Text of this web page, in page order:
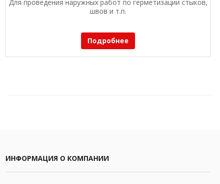
Для проведения наружных работ по герметизации стыков,
швов и т.п.
Подробнее
ИНФОРМАЦИЯ О КОМПАНИИ